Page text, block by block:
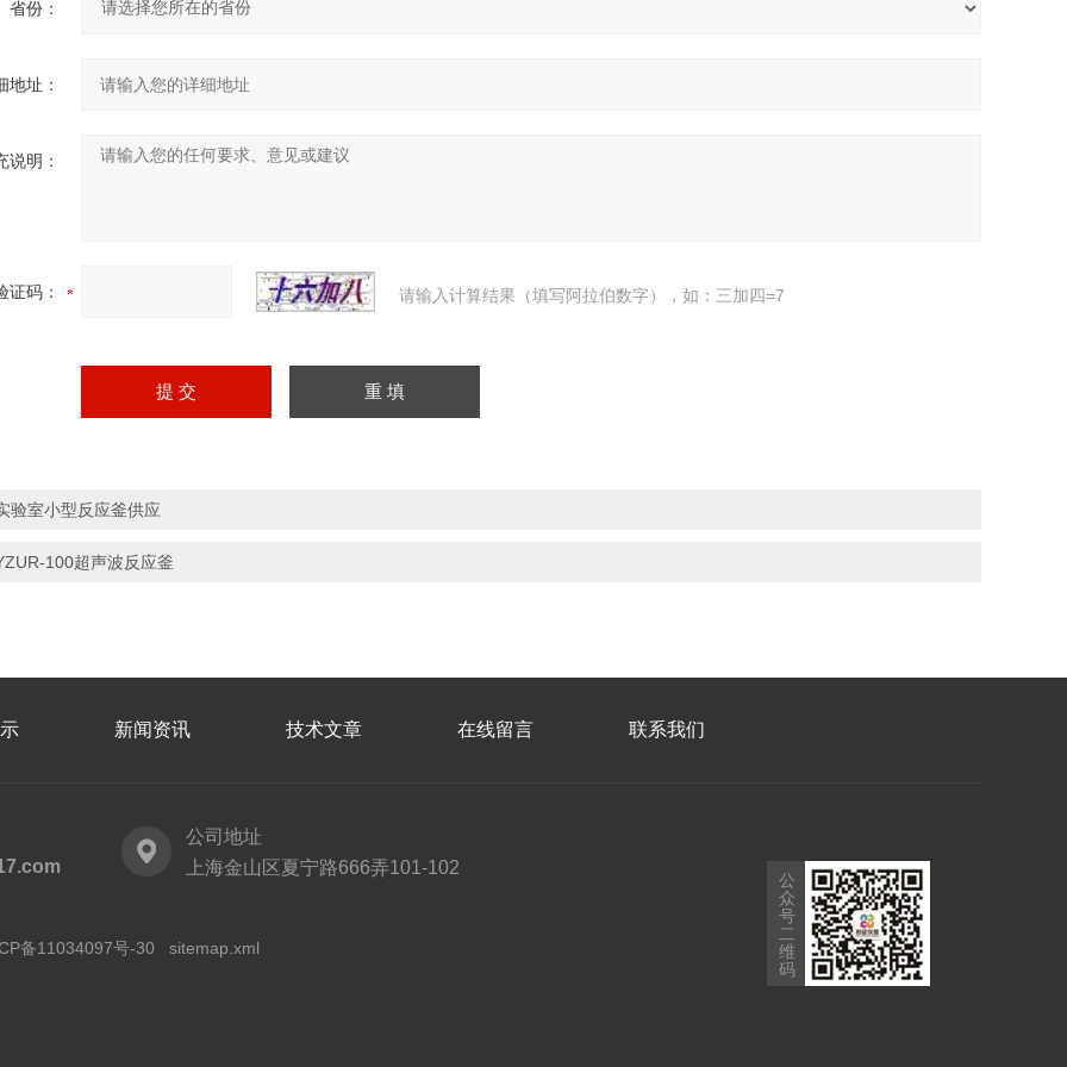
省份：
地址：
说明：
证码： 请输入计算结果（填写阿拉伯数字），如：三加四=7
验室小型反应釜供应
100超声波反应釜
新闻资讯 技术文章 在线留言 联系我们
公司地址
上海金山区夏宁路666弄101-102
备11034097号-30 sitemap.xml
公
众
号
二
维
码